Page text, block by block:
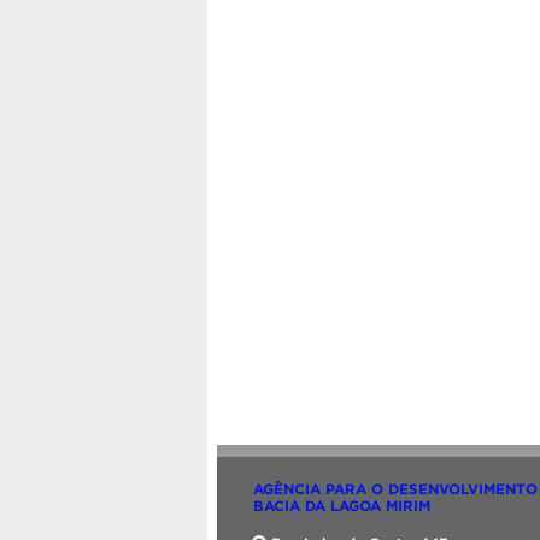
AGÊNCIA PARA O
BACIA DA LAGOA MIRIM